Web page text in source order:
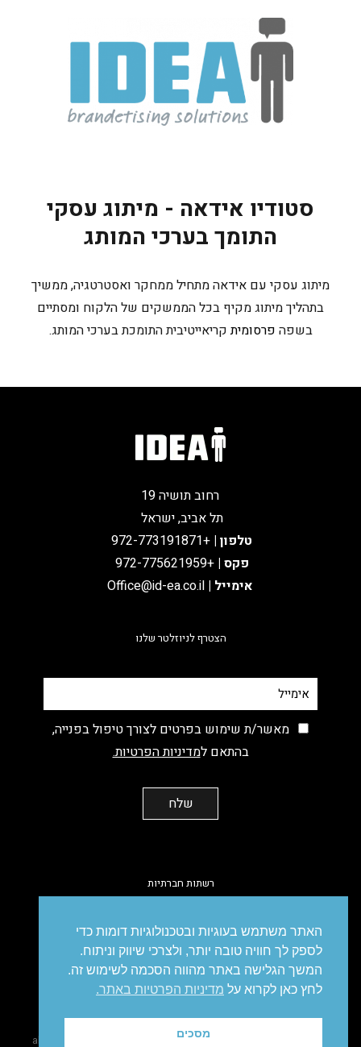
סטודיו אידאה - מיתוג עסקי
התומך בערכי המותג
מיתוג עסקי עם אידאה מתחיל ממחקר ואסטרטגיה, ממשיך
בתהליך מיתוג מקיף בכל הממשקים של הלקוח ומסתיים
בשפה פרסומיתקריאייטיבית התומכת בערכי המותג.
רחוב תושיה 19
תל אביב, ישראל
טלפון|
+972-773191871
פקס | +972-775621959
אימייל |
הצטרף לניוזלטר שלנו
מאשר/ת שימוש בפרטים לצורך טיפול בפנייה,
בהתאם למדיניות הפרטיות.
רשתות חברתיות
עיצוב עיצוב אריזות פרסום סושיאל דיגיטל
האתר משתמש בעוגיות ובטכנולוגיות דומות כדי
לספק לך חוויה טובה יותר, ולצרכי שיווק וניתוח.
המשך הגלישה באתר מהווה הסכמה לשימוש זה.
לחץ כאן לקרוא על מדיניות הפרטיות באתר.
מסכים